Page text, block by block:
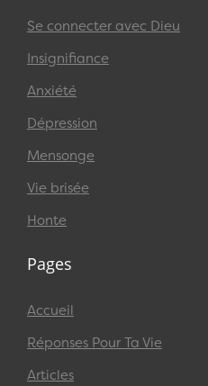
Se connecter avec Dieu
Insignifiance
Anxiété
Dépression
Mensonge
Vie brisée
Honte
Pages
Accueil
Réponses Pour Ta Vie
Articles